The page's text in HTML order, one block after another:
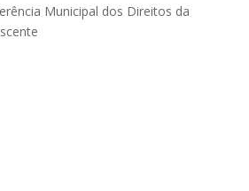
Municipal dos Direitos da